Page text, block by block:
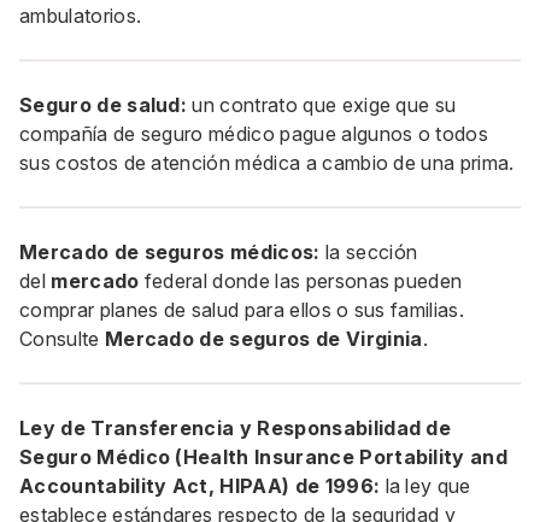
ambulatorios.
Seguro de salud: un contrato que exige que su
compañía de seguro médico pague algunos o todos
sus costos de atención médica a cambio de una prima.
Mercado de seguros médicos: la sección
del mercado federal donde las personas pueden
comprar planes de salud para ellos o sus familias.
Consulte Mercado de seguros de Virginia.
Ley de Transferencia y Responsabilidad de
Seguro Médico (Health Insurance Portability and
Accountability Act, HIPAA) de 1996: la ley que
establece estándares respecto de la seguridad y